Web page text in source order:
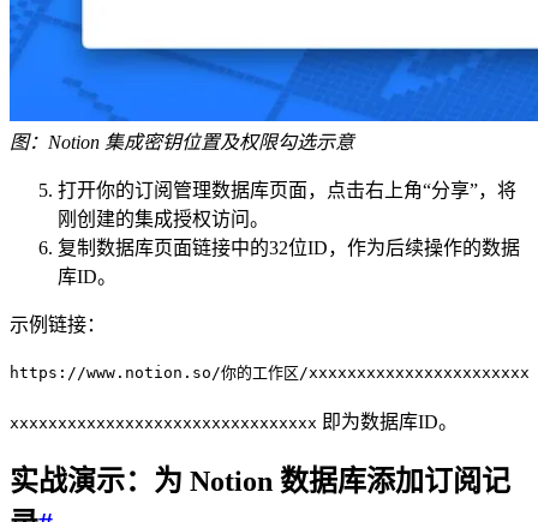
图：Notion 集成密钥位置及权限勾选示意
打开你的订阅管理数据库页面，点击右上角“分享”，将
刚创建的集成授权访问。
复制数据库页面链接中的32位ID，作为后续操作的数据
库ID。
示例链接：
https://www.notion.so/你的工作区/
xxxxxxxxxxxxxxxxxxxxxxxxxxxxxxxx 即为数据库ID。
实战演示：为 Notion 数据库添加订阅记